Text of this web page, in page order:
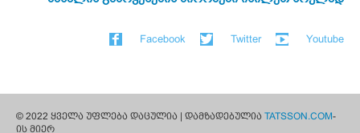
Facebook Twitter Youtube
© 2022 ყველა უფლება დაცულია | დამზადებულია TATSSON.COM-
ის მიერ